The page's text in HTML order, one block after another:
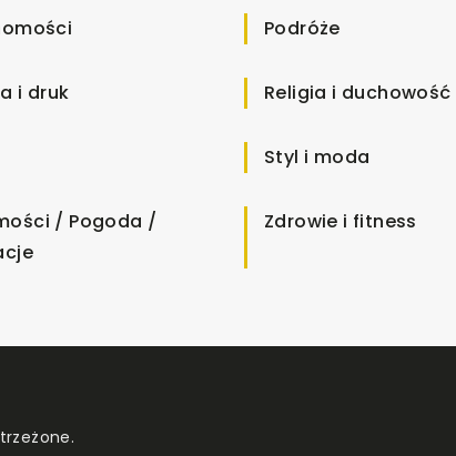
Podróże
i druk Religia i duchowość
Styl i moda
/ Pogoda /
Zdrowie i fitness